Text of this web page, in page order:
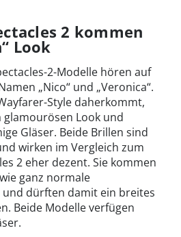
2 kommen
Look
2-Modelle hören auf
„Nico“ und „Veronica“.
Style daherkommt,
glamourösen Look und
Gläser. Beide Brillen sind
wirken im Vergleich zum
2 eher dezent. Sie kommen
ganz normale
dürften damit ein breites
Beide Modelle verfügen